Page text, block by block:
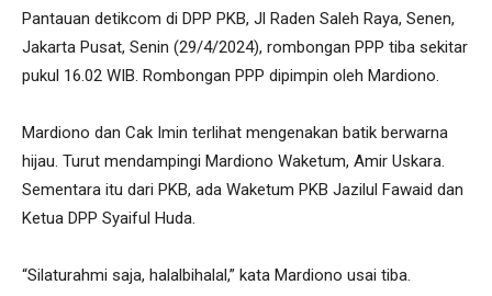
Pantauan detikcom di DPP PKB, Jl Raden Saleh Raya, Senen,
Jakarta Pusat, Senin (29/4/2024), rombongan PPP tiba sekitar
pukul 16.02 WIB. Rombongan PPP dipimpin oleh Mardiono.
Mardiono dan Cak Imin terlihat mengenakan batik berwarna
hijau. Turut mendampingi Mardiono Waketum, Amir Uskara.
Sementara itu dari PKB, ada Waketum PKB Jazilul Fawaid dan
Ketua DPP Syaiful Huda.
“Silaturahmi saja, halalbihalal,” kata Mardiono usai tiba.